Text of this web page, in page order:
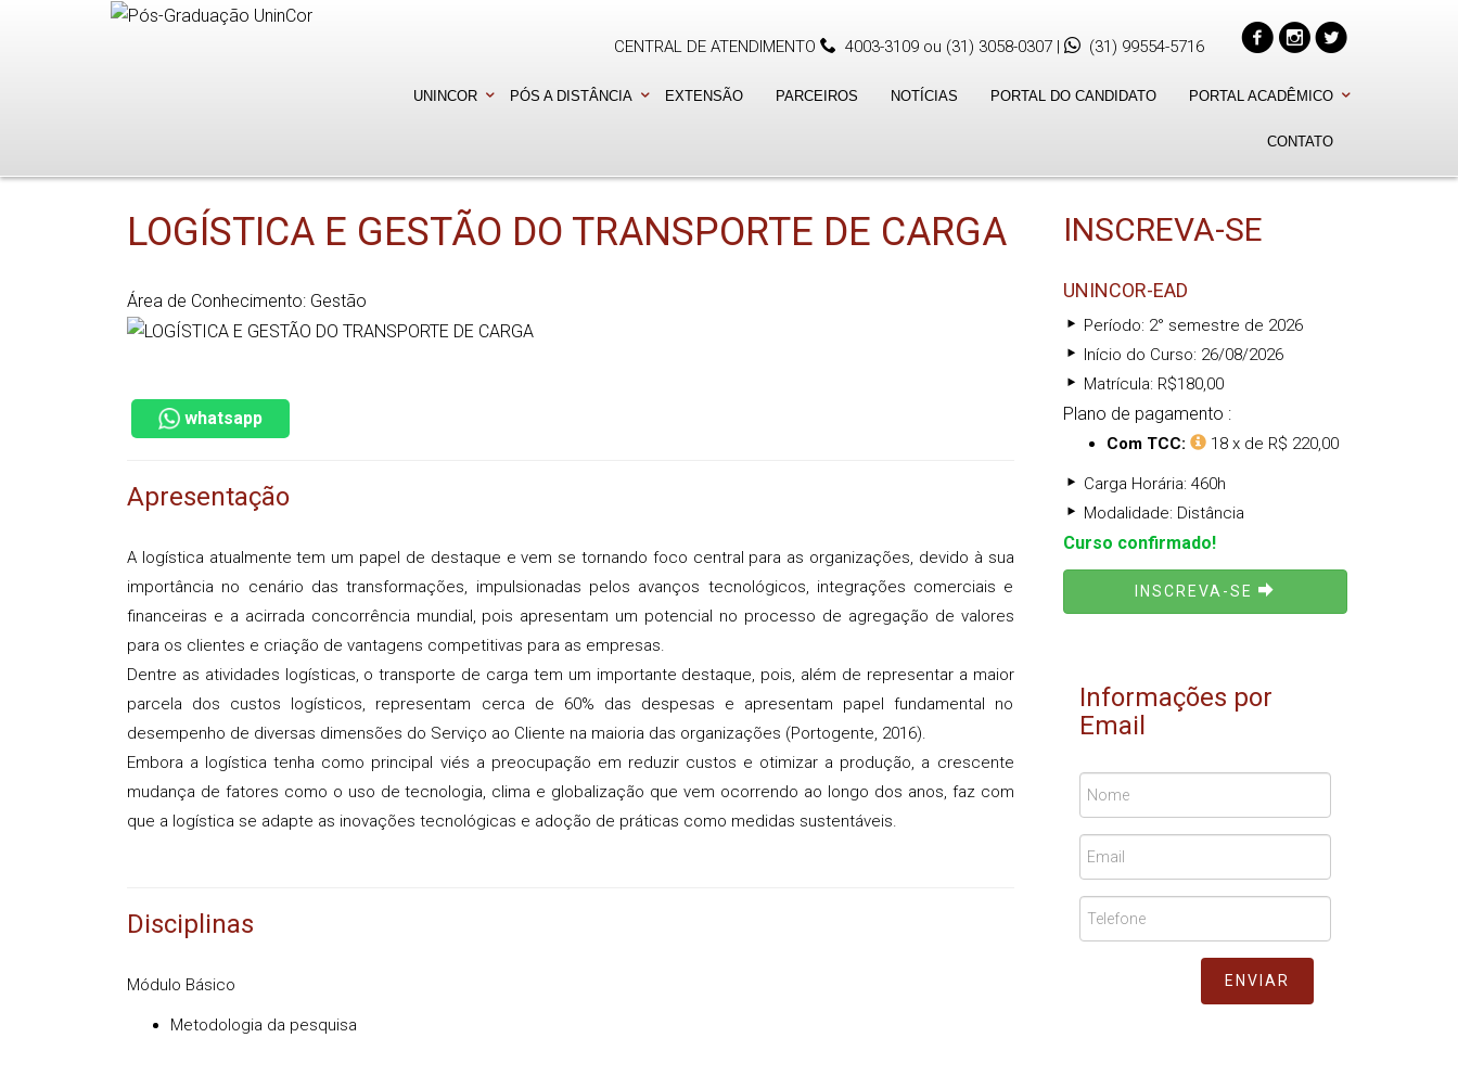
CENTRAL DE ATENDIMENTO 4003-3109 ou (31) 3058-0307 | (31) 99554-5716
UNINCOR PÓS A DISTÂNCIA EXTENSÃO PARCEIROS NOTÍCIAS PORTAL DO CANDIDATO PORTAL ACADÊMICO
CONTATO
LOGÍSTICA E GESTÃO DO TRANSPORTE DE CARGA
Área de Conhecimento: Gestão
whatsapp
Apresentação
A logística atualmente tem um papel de destaque e vem se tornando foco central para as organizações, devido à sua
importância no cenário das transformações, impulsionadas pelos avanços tecnológicos, integrações comerciais e
financeiras e a acirrada concorrência mundial, pois apresentam um potencial no processo de agregação de valores
para os clientes e criação de vantagens competitivas para as empresas.
Dentre as atividades logísticas, o transporte de carga tem um importante destaque, pois, além de representar a maior
parcela dos custos logísticos, representam cerca de 60% das despesas e apresentam papel fundamental no
desempenho de diversas dimensões do Serviço ao Cliente na maioria das organizações (Portogente, 2016).
Embora a logística tenha como principal viés a preocupação em reduzir custos e otimizar a produção, a crescente
mudança de fatores como o uso de tecnologia, clima e globalização que vem ocorrendo ao longo dos anos, faz com
que a logística se adapte as inovações tecnológicas e adoção de práticas como medidas sustentáveis.
Disciplinas
Módulo Básico
Metodologia da pesquisa
INSCREVA-SE
UNINCOR-EAD
Período: 2° semestre de 2026
Início do Curso: 26/08/2026
Matrícula: R$180,00
Plano de pagamento :
Com TCC: 18 x de R$ 220,00
Carga Horária: 460h
Modalidade: Distância
Curso confirmado!
INSCREVA-SE
Informações por
Email